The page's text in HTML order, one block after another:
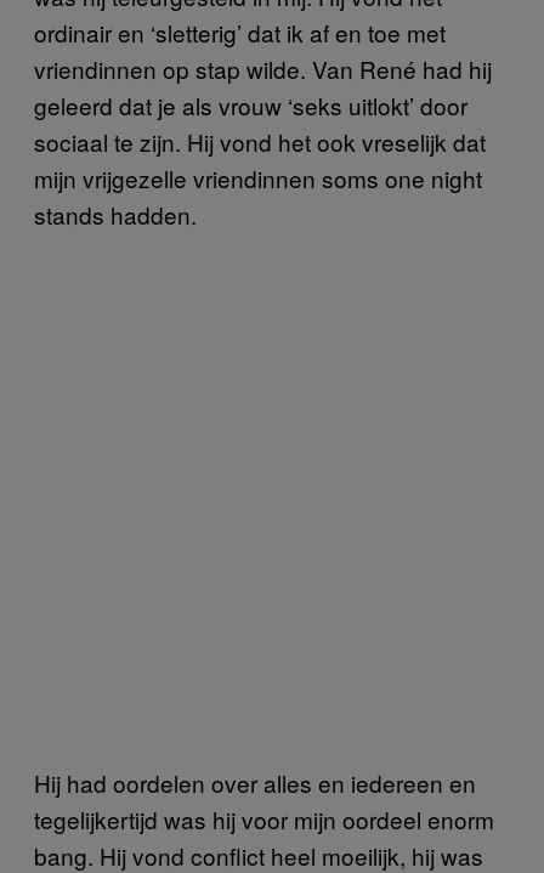
ordinair en ‘sletterig’ dat ik af en toe met
vriendinnen op stap wilde. Van René had hij
geleerd dat je als vrouw ‘seks uitlokt’ door
sociaal te zijn. Hij vond het ook vreselijk dat
mijn vrijgezelle vriendinnen soms one night
stands hadden.
Hij had oordelen over alles en iedereen en
tegelijkertijd was hij voor mijn oordeel enorm
bang. Hij vond conflict heel moeilijk, hij was